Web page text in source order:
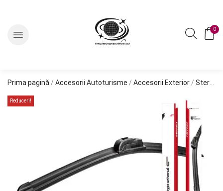
0
Prima pagină / Accesorii Autoturisme / Accesorii Exterior / Stergatoare Parbriz
Reduceri!